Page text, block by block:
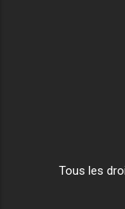
Tous les